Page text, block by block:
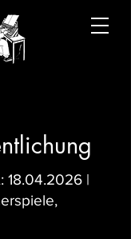
18.04.2026 |